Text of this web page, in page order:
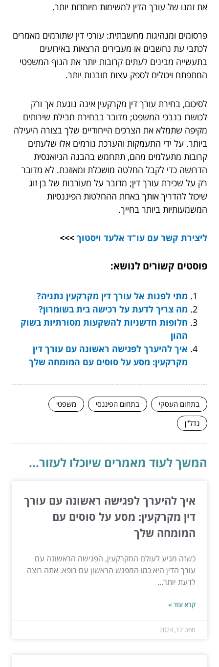
את זמנו של עורך הדין למשימות מיוחדות יותר.
פרסומים ומנהיגות מחשבתית: עורכי דין שתורמים מאמרים
לכתבי עת נחשבים או מעבירים הרצאות באירועים
בתעשייה מבינים לעתים קרובות יותר את הנוף המשפטי
המתפתח ויכולים לספק עצות תובנות יותר.
לסיכום, בחירת עורך דין מקרקעין אינה נוגעת אך ורק
לכושרו בנבכי המשפט; מדובר בבחירת חבילת שירותים
מקיפה שתמלא את הצרכים הייחודיים שלך בצורה היעילה
ביותר. על ידי התעמקות והערכת גורמים אלו שלעתים
קרובות מתעלמים מהם, תתחמש בהבנה הניואנסית
הדרושה כדי לקבל החלטה מושכלת ומאוזנת. לא מדובר
רק על שכירת עורך דין; מדובר על מעורבות של בן זוג
שיכול להדריך אותך באחת ההחלטות הפיננסיות
המשמעותיות ביותר בחייך.
ליצירת קשר עם עו"ד אלעד ויסטוך >>>
פוסטים קשורים לנושא:
מתי לפנות אל עורך דין מקרקעין נתניה?
מה צריך לדעת על רכישה בית בשומרון?
חלופות חדשניות להשקעות מסורתיות בשוק
ההון
איך להיערך לפגישה ראשונה עם עורך דין
מקרקעין: מסע על סוסים עם המומחה שלך
בתחום העסקי בתחום הפיננסי
משפטי
נדל"ן
המשך לעוד מאמרים שיוכלו לעזור...
איך להיערך לפגישה ראשונה עם עורך
דין מקרקעין: מסע על סוסים עם
המומחה שלך
כשזה מגיע לעולם המקרקעין, הפגישה הראשונה עם
עורך הדין היא כמו המפגש הראשון עם רופא. אתה רוצה
לדעת יותר...
קרא עוד »
ספט 17, 2024